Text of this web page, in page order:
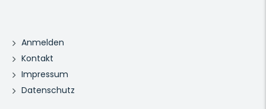
Anmelden
Kontakt
Impressum
Datenschutz